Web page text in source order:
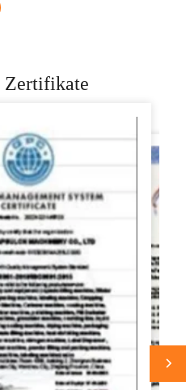
Zertifikate